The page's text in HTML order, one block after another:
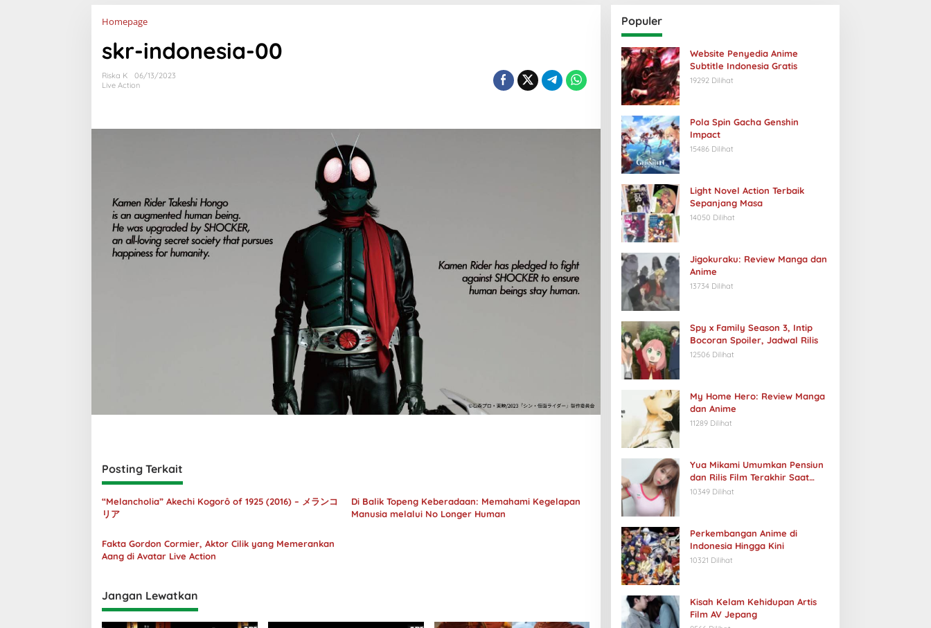
HomepageLampiran
skr-indonesia-00
Riska K
06/13/2023
Live Action
Posting Terkait
“Melancholia” Akechi Kogorô of 1925 (2016) – メランコ
リア
Di Balik Topeng Keberadaan: Memahami Kegelapan
Manusia melalui No Longer Human
Fakta Gordon Cormier, Aktor Cilik yang Memerankan
Aang di Avatar Live Action
Jangan Lewatkan
Populer
Website Penyedia Anime
Subtitle Indonesia Gratis
19292 Dilihat
Pola Spin Gacha Genshin
Impact
15486 Dilihat
Light Novel Action Terbaik
Sepanjang Masa
14050 Dilihat
Jigokuraku: Review Manga dan
Anime
13734 Dilihat
Spy x Family Season 3, Intip
Bocoran Spoiler, Jadwal Rilis
12506 Dilihat
My Home Hero: Review Manga
dan Anime
11289 Dilihat
Yua Mikami Umumkan Pensiun
dan Rilis Film Terakhir Saat
Ulang Tahun
10349 Dilihat
Perkembangan Anime di
Indonesia Hingga Kini
10321 Dilihat
Kisah Kelam Kehidupan Artis
Film AV Jepang